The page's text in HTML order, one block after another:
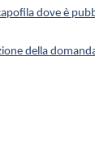
dove è
della